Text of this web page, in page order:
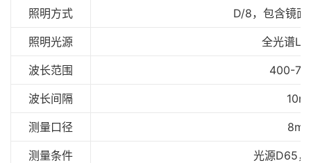
照明方式 D/8，包含镜
照明光源 全光谱
波长范围 400-
波长间隔
测量口径
测量条件 光源D65，